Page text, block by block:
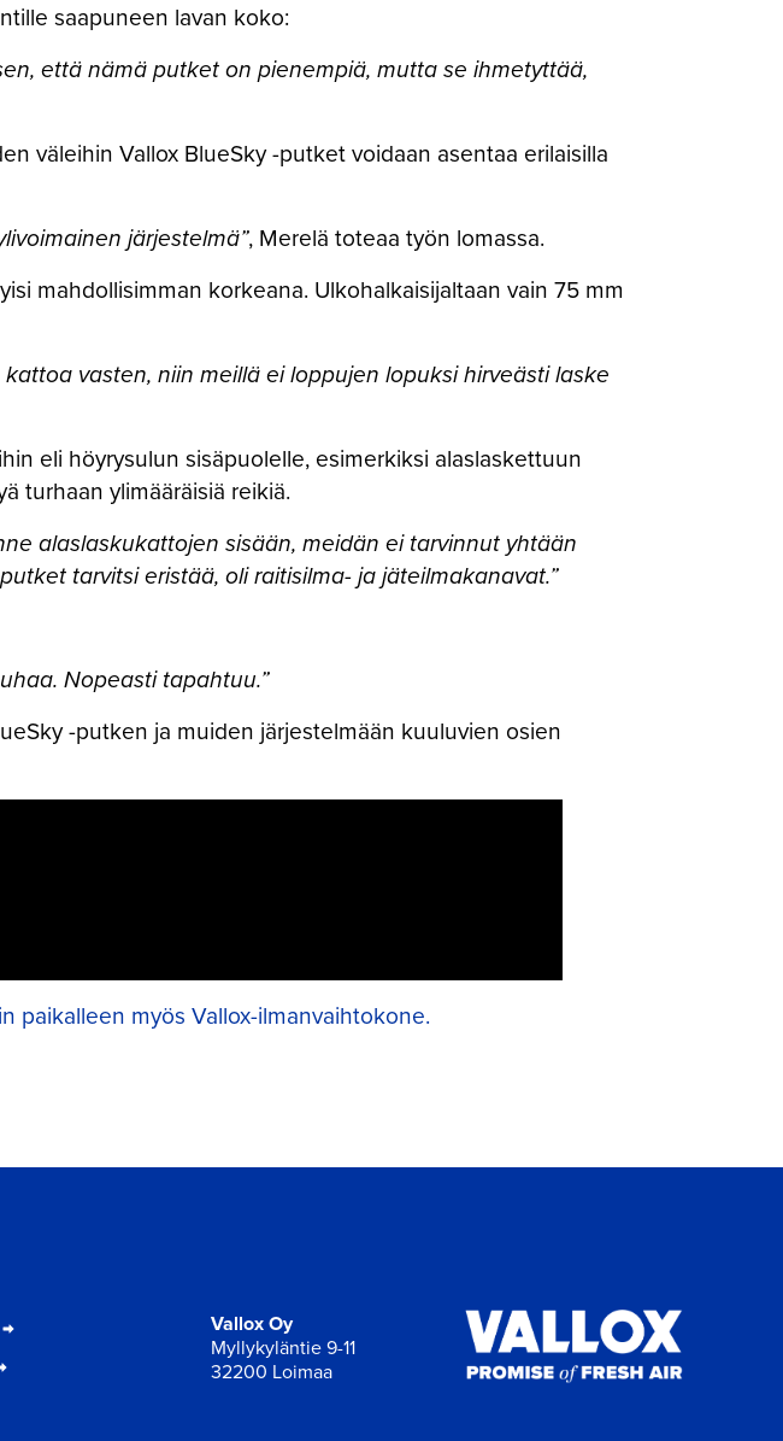
saapuneen lavan koko:
että nämä putket on pienempiä, mutta se ihmetyttää,
väleihin Vallox BlueSky -putket voidaan asentaa erilaisilla
järjestelmä”, Merelä toteaa työn lomassa.
mahdollisimman korkeana. Ulkohalkaisijaltaan vain 75 mm
vasten, niin meillä ei loppujen lopuksi hirveästi laske
eli höyrysulun sisäpuolelle, esimerkiksi alaslaskettuun
turhaan ylimääräisiä reikiä.
alaslaskukattojen sisään, meidän ei tarvinnut yhtään
tarvitsi eristää, oli raitisilma- ja jäteilmakanavat.”
Nopeasti tapahtuu.”
-putken ja muiden järjestelmään kuuluvien osien
paikalleen myös Vallox-ilmanvaihtokone.
Vallox Oy
Myllykyläntie 9-11
32200 Loimaa